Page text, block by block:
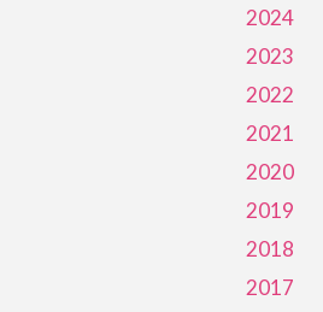
2024
2023
2022
2021
2020
2019
2018
2017